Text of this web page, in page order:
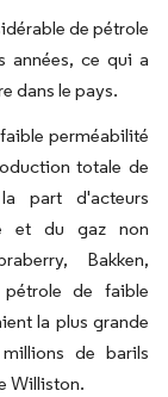
de pétrole
années, ce qui a
dans le pays.
perméabilité
totale de
part d'acteurs
et du gaz non
Bakken,
de faible
la plus grande
de barils
Williston.